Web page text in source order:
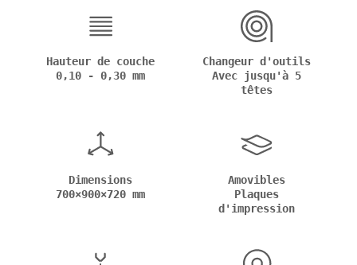
Hauteur de couche
0,10 - 0,30 mm
Changeur d'outils
Avec jusqu'à 5
têtes
Dimensions
700×900×720 mm
Amovibles
Plaques
d'impression